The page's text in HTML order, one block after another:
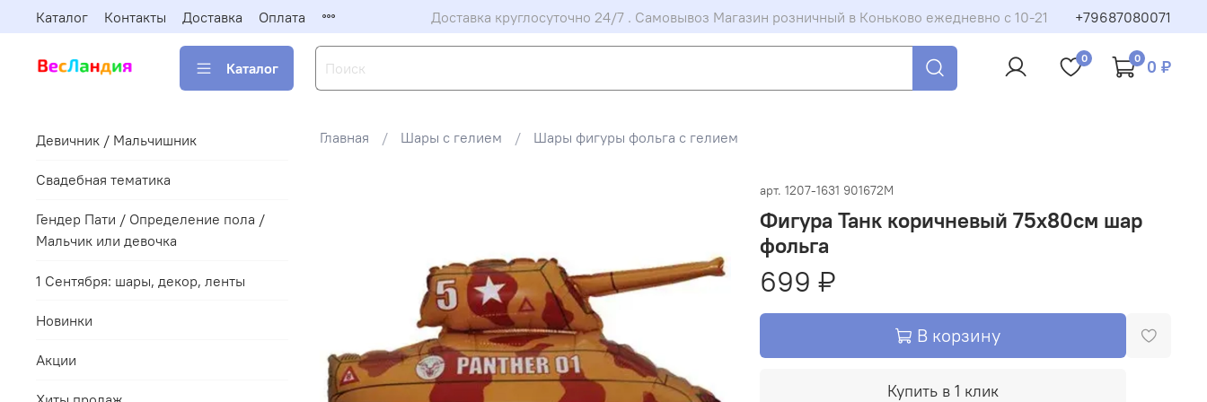
Каталог Контакты Доставка Оплата Доставка круглосуточно 24/7 . Самовывоз Магазин розничный в Коньково ежедневно с 10-21 +79687080071
Каталог
0 0 0 ₽
Главная Шары с гелием Шары фигуры фольга с гелием
арт. 1207-1631 901672M
Фигура Танк коричневый 75х80см шар
фольга
699 ₽
В корзину
Купить в 1 клик
Девичник / Мальчишник
Свадебная тематика
Гендер Пати / Определение пола /
Мальчик или девочка
1 Сентября: шары, декор, ленты
Новинки
Акции